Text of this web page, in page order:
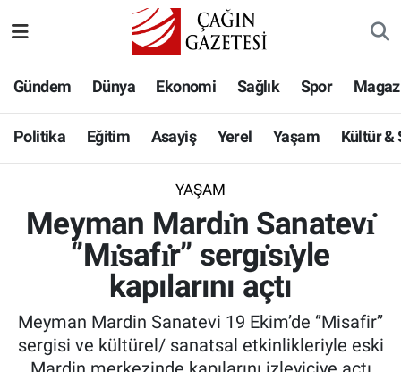
Gündem Dünya Ekonomi Sağlık Spor
Politika Eğitim Asayiş Yerel Yaşam Kültür &
YAŞAM
Meyman Mardı̇n Sanatevı̇
‘’Mı̇safı̇r’’ sergı̇sı̇yle
kapılarını açtı
Meyman Mardin Sanatevi 19 Ekim’de ‘’Misafir’’
sergisi ve kültürel/ sanatsal etkinlikleriyle eski
Eğitim
Asayiş
Yaşam
Kültür & Sanat
Bilim-Teknoloji
Hava Durumu
Namaz Vakitleri
Süper Lig Puan Durumu ve Fikstür
Tüm Manşetler
Son Dakika Haberleri